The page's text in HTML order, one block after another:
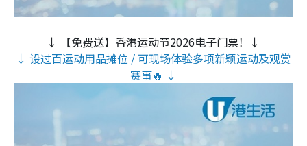
↓ 【免费送】香港运动节2026电子门票！↓
↓ 设过百运动用品摊位 / 可现场体验多项新颖运动及观赏
赛事🔥 ↓